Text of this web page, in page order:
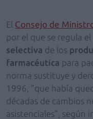
El Consejo de
por el que se regula
selectiva de los
farmacéutica para
norma sustituye y
1996, "que había
décadas de cambios
asistenciales", según